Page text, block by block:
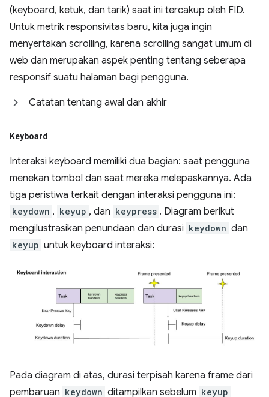
(keyboard, ketuk, dan tarik) saat ini tercakup oleh FID.
Untuk metrik responsivitas baru, kita juga ingin
menyertakan scrolling, karena scrolling sangat umum di
web dan merupakan aspek penting tentang seberapa
responsif suatu halaman bagi pengguna.
Catatan tentang awal dan akhir
Keyboard
Interaksi keyboard memiliki dua bagian: saat pengguna
menekan tombol dan saat mereka melepaskannya. Ada
tiga peristiwa terkait dengan interaksi pengguna ini:
keydown , keyup , dan keypress . Diagram berikut
mengilustrasikan penundaan dan durasi keydown dan
keyup untuk keyboard interaksi:
Pada diagram di atas, durasi terpisah karena frame dari
pembaruan keydown ditampilkan sebelum keyup